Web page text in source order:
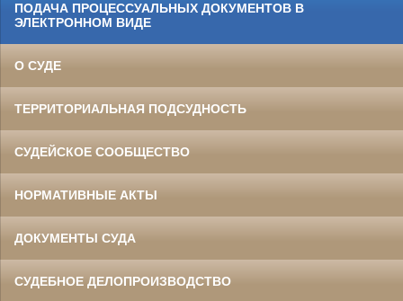
ПОДАЧА ПРОЦЕССУАЛЬНЫХ ДОКУМЕНТОВ В
ЭЛЕКТРОННОМ ВИДЕ
О СУДЕ
ТЕРРИТОРИАЛЬНАЯ ПОДСУДНОСТЬ
СУДЕЙСКОЕ СООБЩЕСТВО
НОРМАТИВНЫЕ АКТЫ
ДОКУМЕНТЫ СУДА
СУДЕБНОЕ ДЕЛОПРОИЗВОДСТВО